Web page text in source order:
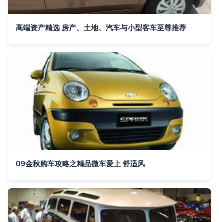
高端资产精选 房产、土地、汽车与小型客车至尊推荐
09金秋购车攻略之精品微车爱上 舒适风